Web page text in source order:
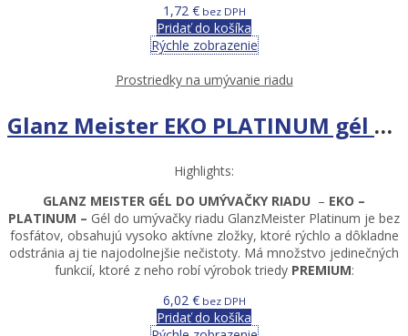
1,72 €bez DPH
Pridať do košíka
Rýchle zobrazenie
Prostriedky na umývanie riadu
Glanz Meister EKO PLATINUM gél do umývačky riadu 720ml
Highlights:
GLANZ MEISTER GÉL DO UMÝVAČKY RIADU – EKO –
PLATINUM – Gél do umývačky riadu GlanzMeister Platinum je bez
fosfátov, obsahujú vysoko aktívne zložky, ktoré rýchlo a dôkladne
odstránia aj tie najodolnejšie nečistoty. Má množstvo jedinečných
funkcií, ktoré z neho robí výrobok triedy PREMIUM:
6,02 €bez DPH
Pridať do košíka